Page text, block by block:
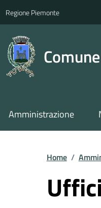
Regione Piemonte
Amministrazione
Home /
Uffici